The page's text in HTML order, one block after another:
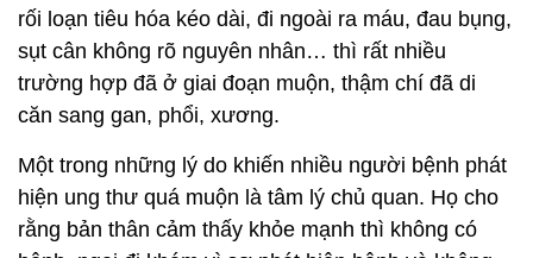
rối loạn tiêu hóa kéo dài, đi ngoài ra máu, đau bụng,
sụt cân không rõ nguyên nhân… thì rất nhiều
trường hợp đã ở giai đoạn muộn, thậm chí đã di
căn sang gan, phổi, xương.
Một trong những lý do khiến nhiều người bệnh phát
hiện ung thư quá muộn là tâm lý chủ quan. Họ cho
rằng bản thân cảm thấy khỏe mạnh thì không có